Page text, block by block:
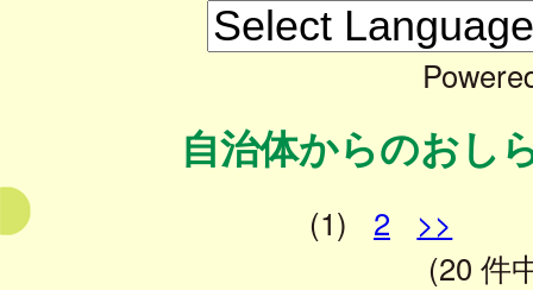
自治体からのおし
(1) 2
>>
(20 件